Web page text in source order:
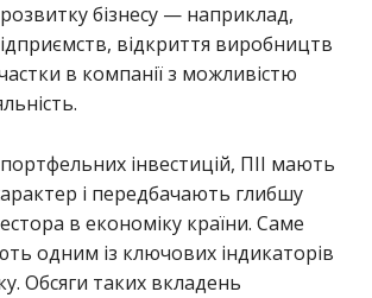
бізнесу — наприклад,
відкриття виробництв
в компанії з можливістю
інвестицій, ПІІ мають
і передбачають глибшу
в економіку країни. Саме
одним із ключових індикаторів
Обсяги таких вкладень